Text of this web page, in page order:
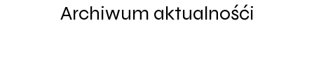
Archiwum aktualnośći